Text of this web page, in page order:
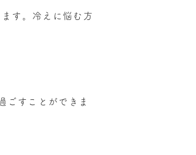
す。冷えに悩む方
ごすことができま